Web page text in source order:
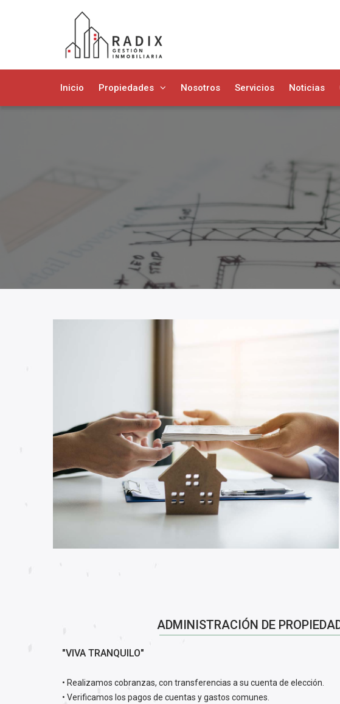
Inicio Propiedades Nosotros Servicios Noticias
ADMINISTRACIÓN DE
"VIVA TRANQUILO"
• Realizamos cobranzas, con transferencias a su cuenta de elección.
• Verificamos los pagos de cuentas y gastos comunes.